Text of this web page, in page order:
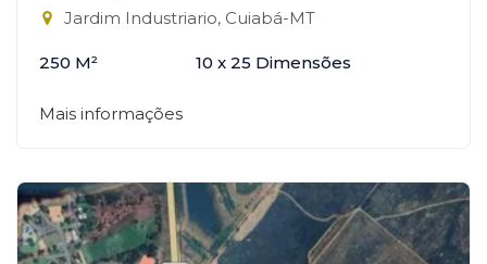
Jardim Industriario, Cuiabá-MT
250 M² 10 x 25 Dimensões
Mais informações